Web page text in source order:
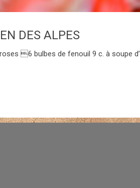
DES ALPES
6 bulbes de fenouil 9 c. à soupe